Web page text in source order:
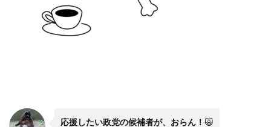
応援したい政党の候補者が、おらん！ 🙀